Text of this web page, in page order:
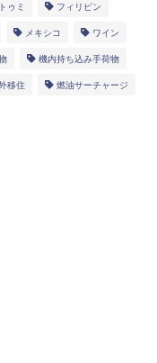
ゥミ フィリピン
メキシコ ワイン
機内持ち込み手荷物
移住 燃油サーチャージ